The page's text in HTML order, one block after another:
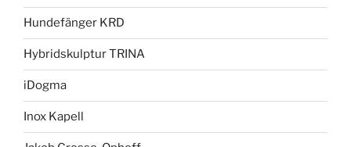
Hundefänger KRD
Hybridskulptur TRINA
iDogma
Inox Kapell